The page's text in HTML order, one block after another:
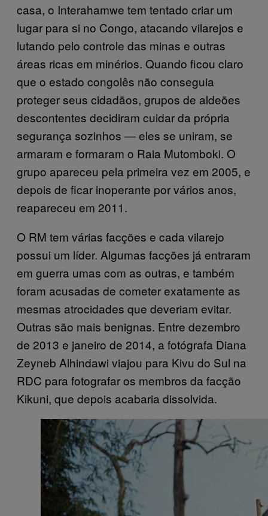
casa, o Interahamwe tem tentado criar um
lugar para si no Congo, atacando vilarejos e
lutando pelo controle das minas e outras
áreas ricas em minérios. Quando ficou claro
que o estado congolês não conseguia
proteger seus cidadãos, grupos de aldeões
descontentes decidiram cuidar da própria
segurança sozinhos — eles se uniram, se
armaram e formaram o Raia Mutomboki. O
grupo apareceu pela primeira vez em 2005, e
depois de ficar inoperante por vários anos,
reapareceu em 2011.
O RM tem várias facções e cada vilarejo
possui um líder. Algumas facções já entraram
em guerra umas com as outras, e também
foram acusadas de cometer exatamente as
mesmas atrocidades que deveriam evitar.
Outras são mais benignas. Entre dezembro
de 2013 e janeiro de 2014, a fotógrafa Diana
Zeyneb Alhindawi viajou para Kivu do Sul na
RDC para fotografar os membros da facção
Kikuni, que depois acabaria dissolvida.